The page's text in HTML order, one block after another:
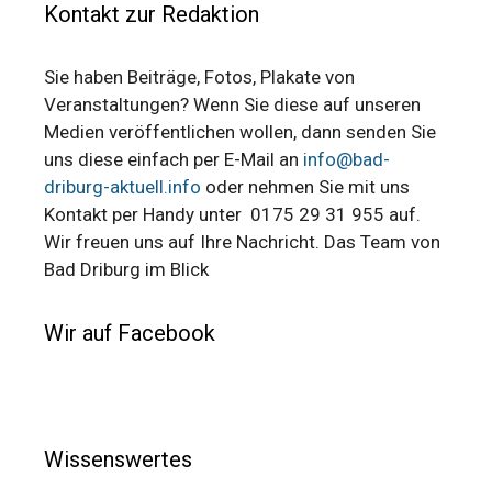
Kontakt zur Redaktion
Sie haben Beiträge, Fotos, Plakate von
Veranstaltungen? Wenn Sie diese auf unseren
Medien veröffentlichen wollen, dann senden Sie
uns diese einfach per E-Mail an info@bad-
driburg-aktuell.info oder nehmen Sie mit uns
Kontakt per Handy unter 0175 29 31 955 auf.
Wir freuen uns auf Ihre Nachricht. Das Team von
Bad Driburg im Blick
Wir auf Facebook
Wissenswertes